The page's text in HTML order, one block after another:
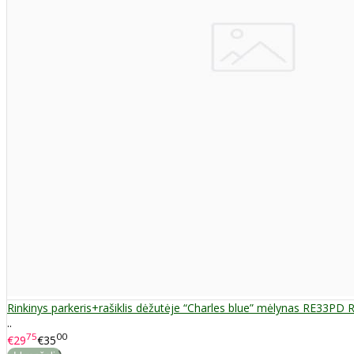
Rinkinys parkeris+rašiklis dėžutėje “Charles blue” mėlynas RE33PD
..
€2975€3500